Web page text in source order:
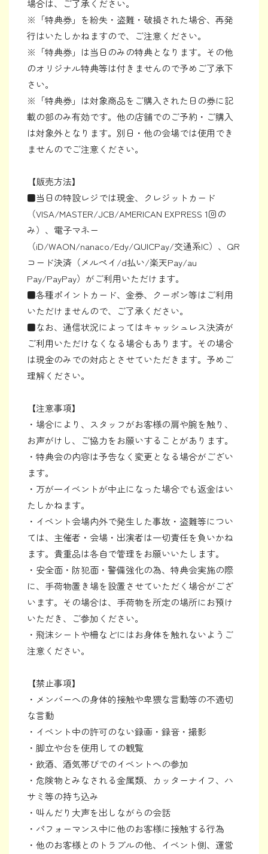
場合は、ご了承ください。
※「特典券」を紛失・盗難・破損された場合、再発
行はいたしかねますので、ご注意ください。
※「特典券」は当日のみの特典となります。その他
のオリジナル特典等は付きませんので予めご了承下
さい。
※「特典券」は対象商品をご購入された日の券に記
載の部のみ有効です。他の店舗でのご予約・ご購入
は対象外となります。別日・他の会場では使用でき
ませんのでご注意ください。
【販売方法】
■当日の特設レジでは現金、クレジットカード
（VISA/MASTER/JCB/AMERICAN EXPRESS 1回の
み）、電子マネー
（iD/WAON/nanaco/Edy/QUICPay/交通系IC）、QR
コード決済（メルペイ/d払い/楽天Pay/au
Pay/PayPay）がご利用いただけます。
■各種ポイントカード、金券、クーポン等はご利用
いただけませんので、ご了承ください。
■なお、通信状況によってはキャッシュレス決済が
ご利用いただけなくなる場合もあります。その場合
は現金のみでの対応とさせていただきます。予めご
理解ください。
【注意事項】
・場合により、スタッフがお客様の肩や腕を触り、
お声がけし、ご協力をお願いすることがあります。
・特典会の内容は予告なく変更となる場合がござい
ます。
・万が一イベントが中止になった場合でも返金はい
たしかねます。
・イベント会場内外で発生した事故・盗難等につい
ては、主催者・会場・出演者は一切責任を負いかね
ます。貴重品は各自で管理をお願いいたします。
・安全面・防犯面・警備強化の為、特典会実施の際
に、手荷物置き場を設置させていただく場合がござ
います。その場合は、手荷物を所定の場所にお預け
いただき、ご参加ください。
・飛沫シートや柵などにはお身体を触れないようご
注意ください。
【禁止事項】
・メンバーへの身体的接触や卑猥な言動等の不適切
な言動
・イベント中の許可のない録画・録音・撮影
・脚立や台を使用しての観覧
・飲酒、酒気帯びでのイベントへの参加
・危険物とみなされる金属類、カッターナイフ、ハ
サミ等の持ち込み
・叫んだり大声を出しながらの会話
・パフォーマンス中に他のお客様に接触する行為
・他のお客様とのトラブルの他、イベント側、運営